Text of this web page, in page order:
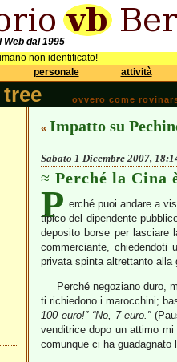
dal 1995
non identificato!
personale attività
tree ovvero come
« Impatto su
Sabato 1 Dicembre 2007,
Perché la Cina
P erché puoi andare a
tipico del dipendente
deposito borse per lasciare
commerciante, chiedendoti
privata spinta altrettanto alla
Perché negoziano duro,
ti richiedono i marocchini;
100 euro!” “No, 7 euro.”
venditrice dopo un attimo mi
comunque ci ha